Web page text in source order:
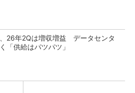
26年2Qは増収増益 データセンタ
「供給はパツパツ」